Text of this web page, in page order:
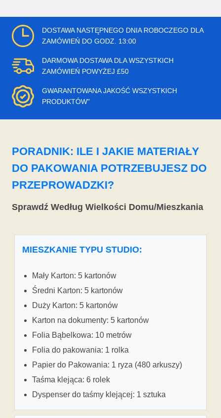
DOSTAWA NASTĘPNEGO DNIA ROBOCZEGO DLA
ZAMÓWIEŃ DO GODZ. 13:00
DARMOWA DOSTAWA DLA WSZYSTKICH
ZAMÓWIEŃ POWYŻEJ £50
GWARANTOWANA JAKOŚĆ WSZYSTKICH
PRODUKTÓW"
PORADNIK: ILE I JAKIE MATERIAŁY
DO PAKOWANIA POTRZEBUJESZ DO
PRZEPROWADZKI?
Sprawdź Według Wielkości Domu/Mieszkania
MIESZKANIE TYPU STUDIO:
Mały Karton: 5 kartonów
Średni Karton: 5 kartonów
Duży Karton: 5 kartonów
Karton na dokumenty: 5 kartonów
Folia Bąbelkowa: 10 metrów
Folia do pakowania: 1 rolka
Papier do Pakowania: 1 ryza (480 arkuszy)
Taśma klejąca: 6 rolek
Dyspenser do taśmy klejącej: 1 sztuka